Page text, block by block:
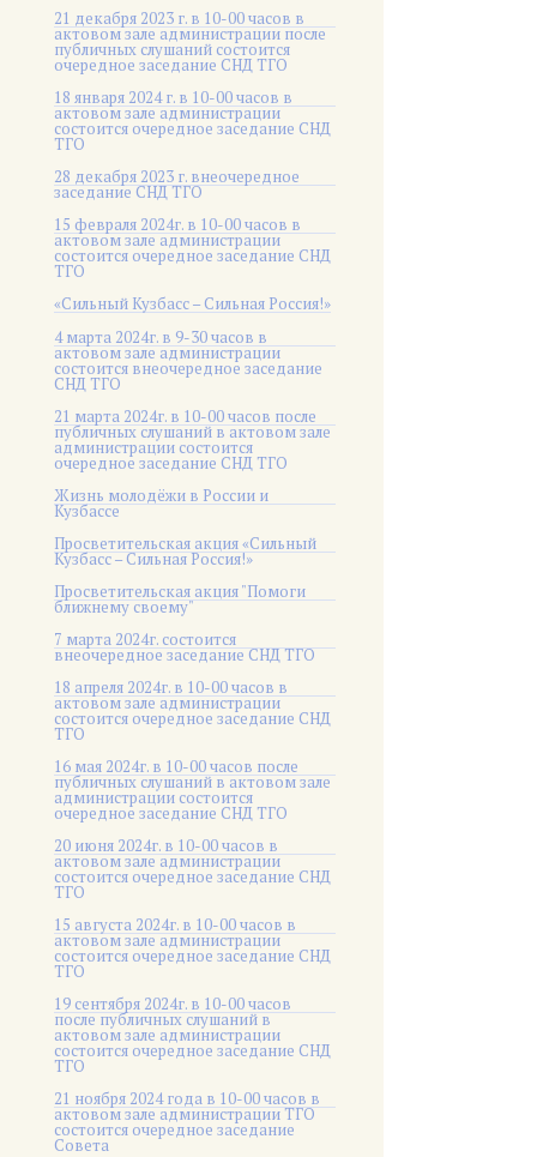
21 декабря 2023 г. в 10-00 часов в
актовом зале администрации после
публичных слушаний состоится
очередное заседание СНД ТГО
18 января 2024 г. в 10-00 часов в
актовом зале администрации
состоится очередное заседание СНД
ТГО
28 декабря 2023 г. внеочередное
заседание СНД ТГО
15 февраля 2024г. в 10-00 часов в
актовом зале администрации
состоится очередное заседание СНД
ТГО
«Сильный Кузбасс – Сильная Россия!»
4 марта 2024г. в 9-30 часов в
актовом зале администрации
состоится внеочередное заседание
СНД ТГО
21 марта 2024г. в 10-00 часов после
публичных слушаний в актовом зале
администрации состоится
очередное заседание СНД ТГО
Жизнь молодёжи в России и
Кузбассе
Просветительская акция «Сильный
Кузбасс – Сильная Россия!»
Просветительская акция "Помоги
ближнему своему"
7 марта 2024г. состоится
внеочередное заседание СНД ТГО
18 апреля 2024г. в 10-00 часов в
актовом зале администрации
состоится очередное заседание СНД
ТГО
16 мая 2024г. в 10-00 часов после
публичных слушаний в актовом зале
администрации состоится
очередное заседание СНД ТГО
20 июня 2024г. в 10-00 часов в
актовом зале администрации
состоится очередное заседание СНД
ТГО
15 августа 2024г. в 10-00 часов в
актовом зале администрации
состоится очередное заседание СНД
ТГО
19 сентября 2024г. в 10-00 часов
после публичных слушаний в
актовом зале администрации
состоится очередное заседание СНД
ТГО
21 ноября 2024 года в 10-00 часов в
актовом зале администрации ТГО
состоится очередное заседание
Совета